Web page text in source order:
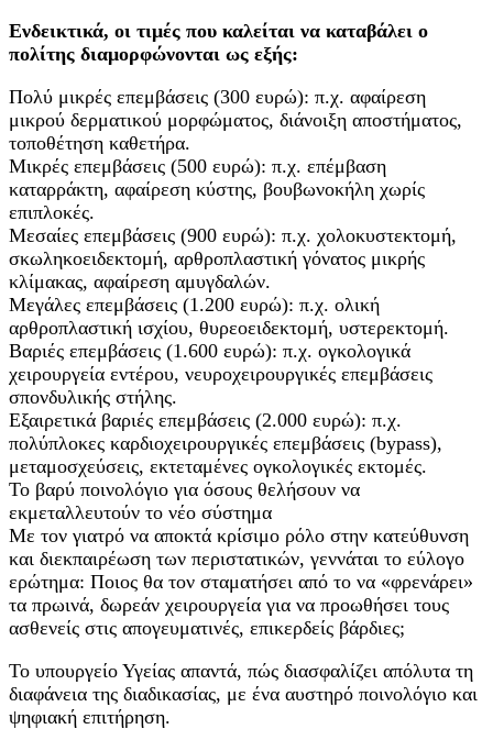
Ενδεικτικά, οι τιμές που καλείται να καταβάλει ο
πολίτης διαμορφώνονται ως εξής:
Πολύ μικρές επεμβάσεις (300 ευρώ): π.χ. αφαίρεση
μικρού δερματικού μορφώματος, διάνοιξη αποστήματος,
τοποθέτηση καθετήρα.
Μικρές επεμβάσεις (500 ευρώ): π.χ. επέμβαση
καταρράκτη, αφαίρεση κύστης, βουβωνοκήλη χωρίς
επιπλοκές.
Μεσαίες επεμβάσεις (900 ευρώ): π.χ. χολοκυστεκτομή,
σκωληκοειδεκτομή, αρθροπλαστική γόνατος μικρής
κλίμακας, αφαίρεση αμυγδαλών.
Μεγάλες επεμβάσεις (1.200 ευρώ): π.χ. ολική
αρθροπλαστική ισχίου, θυρεοειδεκτομή, υστερεκτομή.
Βαριές επεμβάσεις (1.600 ευρώ): π.χ. ογκολογικά
χειρουργεία εντέρου, νευροχειρουργικές επεμβάσεις
σπονδυλικής στήλης.
Εξαιρετικά βαριές επεμβάσεις (2.000 ευρώ): π.χ.
πολύπλοκες καρδιοχειρουργικές επεμβάσεις (bypass),
μεταμοσχεύσεις, εκτεταμένες ογκολογικές εκτομές.
Το βαρύ ποινολόγιο για όσους θελήσουν να
εκμεταλλευτούν το νέο σύστημα
Με τον γιατρό να αποκτά κρίσιμο ρόλο στην κατεύθυνση
και διεκπαιρέωση των περιστατικών, γεννάται το εύλογο
ερώτημα: Ποιος θα τον σταματήσει από το να «φρενάρει»
τα πρωινά, δωρεάν χειρουργεία για να προωθήσει τους
ασθενείς στις απογευματινές, επικερδείς βάρδιες;
Το υπουργείο Υγείας απαντά, πώς διασφαλίζει απόλυτα τη
διαφάνεια της διαδικασίας, με ένα αυστηρό ποινολόγιο και
ψηφιακή επιτήρηση.